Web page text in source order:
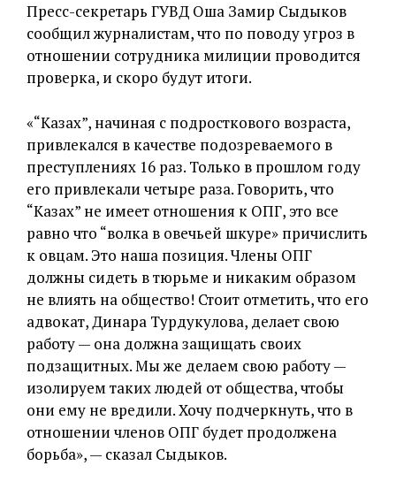
Пресс-секретарь ГУВД Оша Замир Сыдыков
сообщил журналистам, что по поводу угроз в
отношении сотрудника милиции проводится
проверка, и скоро будут итоги.
«“Казах”, начиная с подросткового возраста,
привлекался в качестве подозреваемого в
преступлениях 16 раз. Только в прошлом году
его привлекали четыре раза. Говорить, что
“Казах” не имеет отношения к ОПГ, это все
равно что “волка в овечьей шкуре» причислить
к овцам. Это наша позиция. Члены ОПГ
должны сидеть в тюрьме и никаким образом
не влиять на общество! Стоит отметить, что его
адвокат, Динара Турдукулова, делает свою
работу — она должна защищать своих
подзащитных. Мы же делаем свою работу —
изолируем таких людей от общества, чтобы
они ему не вредили. Хочу подчеркнуть, что в
отношении членов ОПГ будет продолжена
борьба», — сказал Сыдыков.